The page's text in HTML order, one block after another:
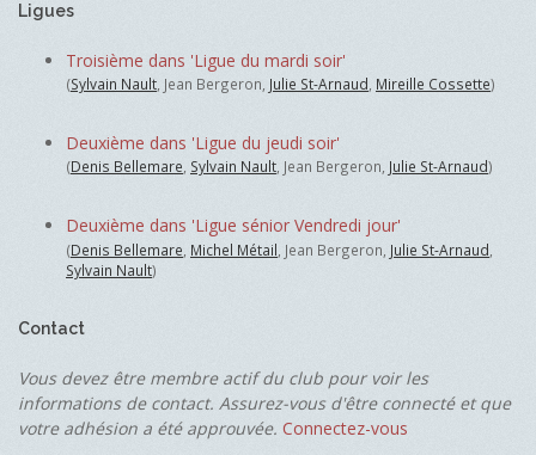
Ligues
Troisième dans 'Ligue du mardi soir'
(Sylvain Nault , Jean Bergeron, Julie St-Arnaud Mireille Cossette)
Deuxième dans 'Ligue du jeudi soir'
(Denis Bellemare, Sylvain Nault, Jean Bergeron, Julie St-Arnaud)
Deuxième dans 'Ligue sénior Vendredi jour'
(Denis Bellemare Michel Métail , Jean Bergeron, Julie St-Arnaud
Sylvain Nault)
Contact
Vous devez être membre actif du club pour voir les
informations de contact. Assurez-vous d'être connecté et que
votre adhésion a été approuvée. Connectez-vous